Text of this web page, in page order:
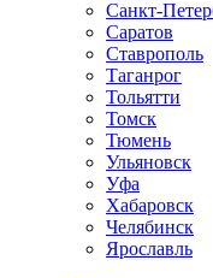
Санкт-
Саратов
Ставрополь
Таганрог
Тольятти
Томск
Тюмень
Ульяновск
Уфа
Хабаровск
Челябинск
Ярославль